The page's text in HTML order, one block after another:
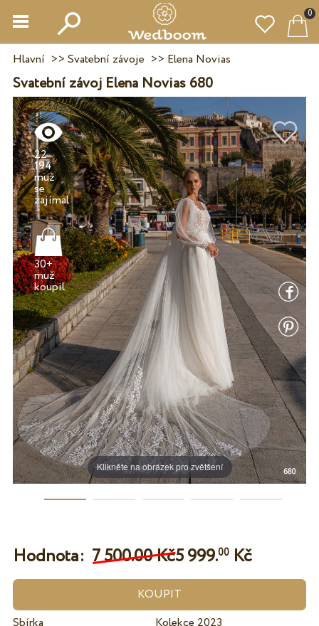
0
Hlavní >> Svatební závoje >> Elena Novias
Svatební závoj Elena Novias 680
Klikněte na obrázek pro zvětšení
22
194
muž
se
zajímal
30+
muž
koupil
Hodnota: 7 500.00 Kč5 999.00Kč
Sbírka
Kolekce 2023